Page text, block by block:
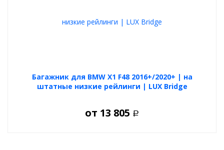
Багажник для BMW X1 F48 2016+/2020+ | на
штатные низкие рейлинги | LUX Bridge
от 13 805 Р